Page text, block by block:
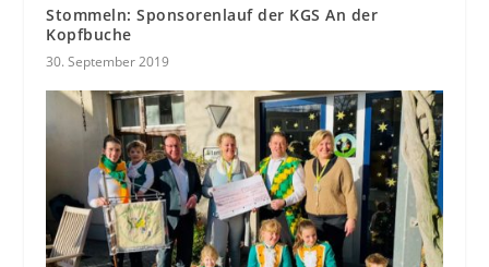
Stommeln: Sponsorenlauf der KGS An der
Kopfbuche
30. September 2019